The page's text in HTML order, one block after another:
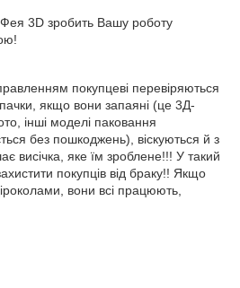
3D зробить Вашу роботу
покупцеві перевіряються
якщо вони запаяні (це 3Д-
інші моделі паковання
без пошкоджень), віскуються й з
висічка, яке їм зроблене!!! У такий
покупців від браку!! Якщо
вони всі працюють,